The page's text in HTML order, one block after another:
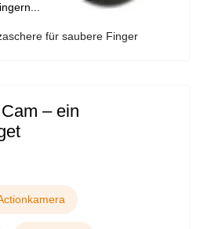
für saubere Finger
– ein